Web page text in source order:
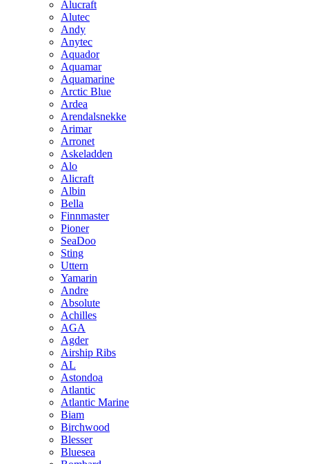
Alucraft
Alutec
Andy
Anytec
Aquador
Aquamar
Aquamarine
Arctic Blue
Ardea
Arendalsnekke
Arimar
Arronet
Askeladden
Alo
Alicraft
Albin
Bella
Finnmaster
Pioner
SeaDoo
Sting
Uttern
Yamarin
Andre
Absolute
Achilles
AGA
Agder
Airship Ribs
AL
Astondoa
Atlantic
Atlantic Marine
Biam
Birchwood
Blesser
Bluesea